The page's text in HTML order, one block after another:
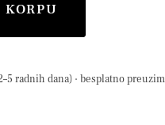
radnih dana) · besplatno